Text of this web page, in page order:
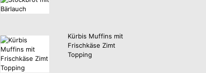
Kürbis Muffins mit
Frischkäse Zimt
Topping